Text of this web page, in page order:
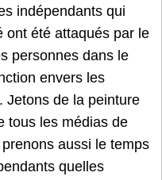
indépendants qui
ont été attaqués par le
personnes dans le
envers les
Jetons de la peinture
tous les médias de
aussi le temps
quelles